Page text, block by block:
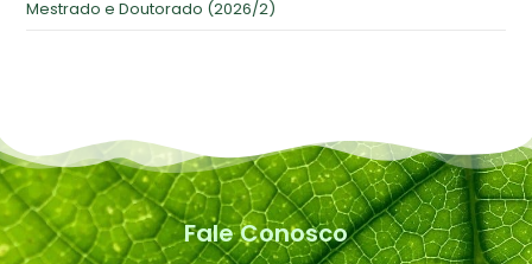
Mestrado e Doutorado (2026/2)
Fale Conosco